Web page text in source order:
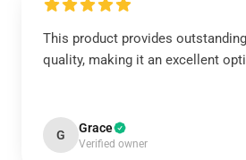
This product provides
quality, making it an excellent
G Grace
Verified owner